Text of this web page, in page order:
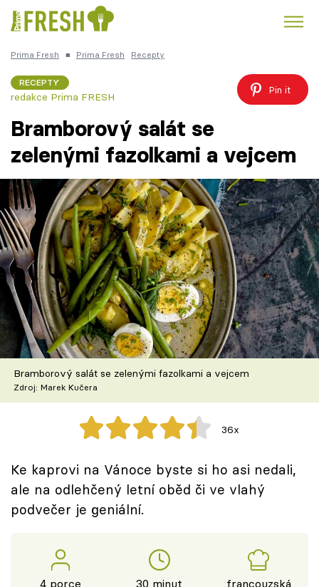
Česká kuchyně Čokoláda
Témata
Recepty
Články
TV Program
Škola vaření
Recepty z TV
Speciál: Cuketa
Těhotnej kuchař
Sledujte prima+
Přihlášení
Sledujte nás
Prima Fresh ■ Prima Fresh Recepty
RECEPTY
redakce Prima FRESH
Pin it
Bramborový salát se
zelenými fazolkami a vejcem
Bramborový salát se zelenými fazolkami a vejcem
Zdroj: Marek Kučera
36x
Ke kaprovi na Vánoce byste si ho asi nedali,
ale na odlehčený letní oběd či ve vlahý
podvečer je geniální.
4 porce 30 minut francouzská